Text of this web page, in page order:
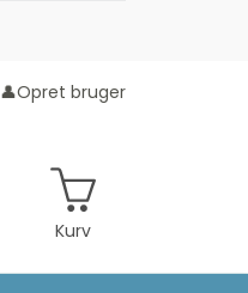
👤Opret bruger
Kurv